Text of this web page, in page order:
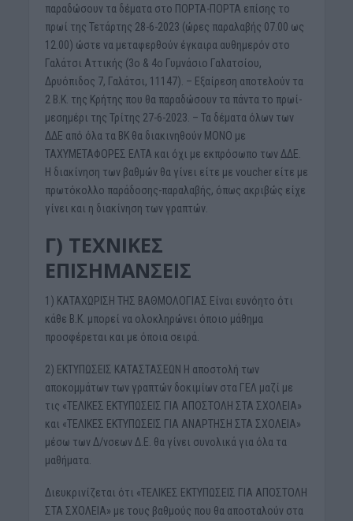
παραδώσουν τα δέματα στο ΠΟΡΤΑ-ΠΟΡΤΑ επίσης το
πρωί της Τετάρτης 28-6-2023 (ώρες παραλαβής 07.00 ως
12.00) ώστε να μεταφερθούν έγκαιρα αυθημερόν στο
Γαλάτσι Αττικής (3ο & 4ο Γυμνάσιο Γαλατσίου,
Δρυόπιδος 7, Γαλάτσι, 11147). – Εξαίρεση αποτελούν τα
2 Β.Κ. της Κρήτης που θα παραδώσουν τα πάντα το πρωί-
μεσημέρι της Τρίτης 27-6-2023. – Τα δέματα όλων των
ΔΔΕ από όλα τα ΒΚ θα διακινηθούν ΜΟΝΟ με
ΤΑΧΥΜΕΤΑΦΟΡΕΣ ΕΛΤΑ και όχι με εκπρόσωπο των ΔΔΕ.
Η διακίνηση των βαθμών θα γίνει είτε με voucher είτε με
πρωτόκολλο παράδοσης-παραλαβής, όπως ακριβώς είχε
γίνει και η διακίνηση των γραπτών.
Γ) ΤΕΧΝΙΚΕΣ
ΕΠΙΣΗΜΑΝΣΕΙΣ
1) ΚΑΤΑΧΩΡΙΣΗ ΤΗΣ ΒΑΘΜΟΛΟΓΙΑΣ Είναι ευνόητο ότι
κάθε Β.Κ. μπορεί να ολοκληρώνει όποιο μάθημα
προσφέρεται και με όποια σειρά.
2) ΕΚΤΥΠΩΣΕΙΣ ΚΑΤΑΣΤΑΣΕΩΝ Η αποστολή των
αποκομμάτων των γραπτών δοκιμίων στα ΓΕΛ μαζί με
τις «ΤΕΛΙΚΕΣ ΕΚΤΥΠΩΣΕΙΣ ΓΙΑ ΑΠΟΣΤΟΛΗ ΣΤΑ ΣΧΟΛΕΙΑ»
και «ΤΕΛΙΚΕΣ ΕΚΤΥΠΩΣΕΙΣ ΓΙΑ ΑΝΑΡΤΗΣΗ ΣΤΑ ΣΧΟΛΕΙΑ»
μέσω των Δ/νσεων Δ.Ε. θα γίνει συνολικά για όλα τα
μαθήματα.
Διευκρινίζεται ότι «ΤΕΛΙΚΕΣ ΕΚΤΥΠΩΣΕΙΣ ΓΙΑ ΑΠΟΣΤΟΛΗ
ΣΤΑ ΣΧΟΛΕΙΑ» με τους βαθμούς που θα αποσταλούν στα